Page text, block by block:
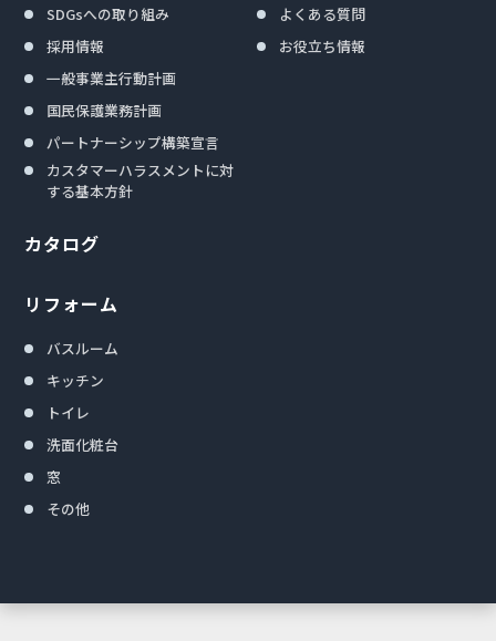
SDGsへの取り組み
採用情報
一般事業主行動計画
国民保護業務計画
パートナーシップ構築宣言
カスタマーハラスメントに対
する基本方針
カタログ
リフォーム
バスルーム
キッチン
トイレ
洗面化粧台
窓
その他
よくある質問
お役立ち情報